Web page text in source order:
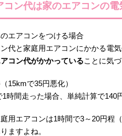
コン代は家のエアコンの
エアコンをつける場合
代と家庭用エアコンにかかる電
コン代がかかっていることに気づ
15kmで35円悪化）
時間走った場合、単純計算で140
用エアコンは1時間で3～20円程
ますよね。